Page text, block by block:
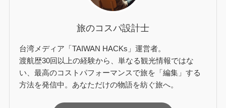
旅のコスパ設計士
台湾メディア「TAIWAN HACKs」運営者。
渡航歴30回以上の経験から、単なる観光情報ではな
い、最高のコストパフォーマンスで旅を「編集」する
方法を発信中。あなただけの物語を紡ぐ旅へ。